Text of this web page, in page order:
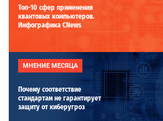
Топ-10 сфер применения
квантовых компьютеров.
Инфографика CNews
МНЕНИЕ МЕСЯЦА
Почему соответствие
стандартам не гарантирует
защиту от киберугроз